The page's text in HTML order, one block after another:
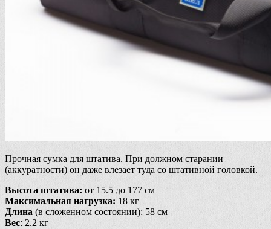
Прочная сумка для штатива. При должном старании
(аккуратности) он даже влезает туда со штативной головкой.
Высота штатива: от 15.5 до 177 см
Максимальная нагрузка: 18 кг
Длина (в сложенном состоянии): 58 см
Вес: 2.2 кг